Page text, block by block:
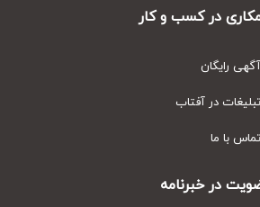
در کسب و کار
رایگان
در آفتاب
با ما
در خبرنامه